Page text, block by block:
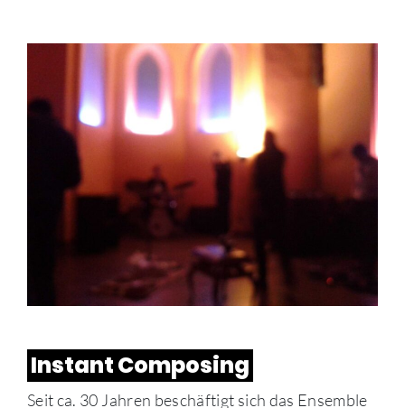
Instant Composing
Seit ca. 30 Jahren beschäftigt sich das Ensemble